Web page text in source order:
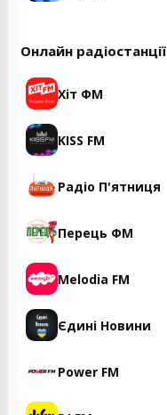
Онлайн радіостанції
Хіт ФМ
KISS FM
Радіо П'ятниця
Перець ФМ
Melodia FM
Єдині Новини
Power FM